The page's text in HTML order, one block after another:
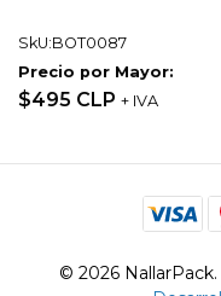
SkU:BOT0087
Precio por Mayor:
$495 CLP + IVA
© 2026